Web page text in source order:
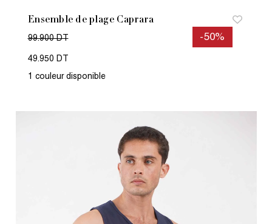
Ensemble de plage Caprara
-50%
99.900 DT
49.950 DT
1 couleur disponible